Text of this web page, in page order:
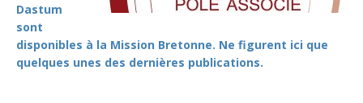
Dastum
sont
disponibles à la Mission Bretonne. Ne figurent ici que
quelques unes des dernières publications.